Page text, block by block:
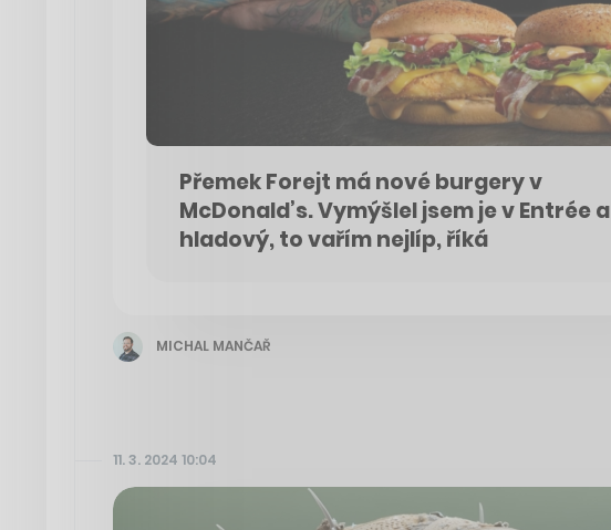
Přemek Forejt má nové burgery v
McDonald’s. Vymýšlel jsem je v Entrée a
hladový, to vařím nejlíp, říká
MICHAL MANČAŘ
11. 3. 2024 10:04